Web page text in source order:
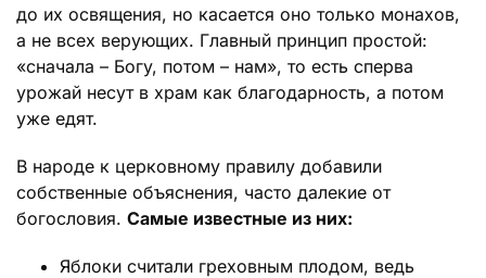
до их освящения, но касается оно только монахов,
а не всех верующих. Главный принцип простой:
«сначала – Богу, потом – нам», то есть сперва
урожай несут в храм как благодарность, а потом
уже едят.
В народе к церковному правилу добавили
собственные объяснения, часто далекие от
богословия. Самые известные из них:
Яблоки считали греховным плодом, ведь